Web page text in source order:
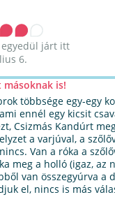
járt itt
6.
is!
többsége egy-egy
ennél egy kicsit
Csizmás Kandúrt
a varjúval, a
Van a róka a
meg a holló (igaz, az
van összegyúrva a
el, nincs is más